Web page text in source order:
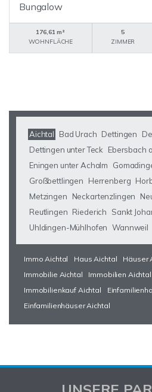
Bungalow
176,61 m²
WOHNFLÄCHE
5
ZIMMER
Aichtal Bad Urach Dettingen
Dettingen unter Teck
Ebersbach
Eningen unter Achalm
Großbettlingen
Herrenberg
Metzingen
Neckartenzlingen
Reutlingen Riederich Sankt
Uhldingen-Mühlhofen Wannweil
Immo Aichtal Haus Aichtal Häuser
Immobilie Aichtal
Immobilien Aichtal
Immobilienkauf Aichtal
Einfamilienhäuser Aichtal